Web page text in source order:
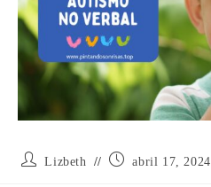
AutorLizbeth
Publicación
abril 17, 2024